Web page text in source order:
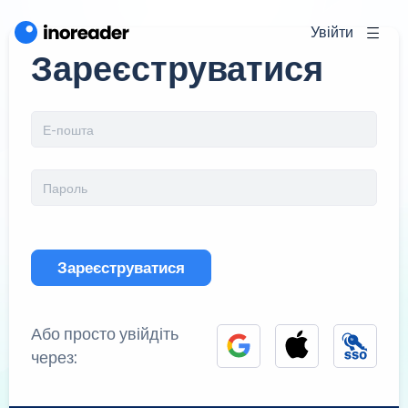
Увійти
Зареєструватися
Зареєструватися
Або просто увійдіть
через: